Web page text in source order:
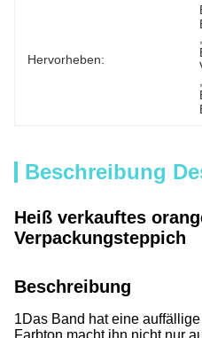
Hervorheben:
Beschreibung
Heiß verkauftes
Verpackungsteppich
Beschreibung
1Das Band hat eine
Farbton macht ihn nicht nur